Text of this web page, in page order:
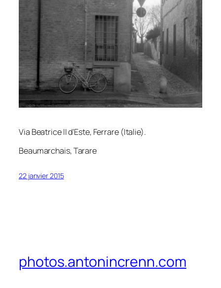
Via Beatrice II d’Este, Ferrare (Italie).
Beaumarchais,Tarare
22 janvier 2015
photos.antonincrenn.com